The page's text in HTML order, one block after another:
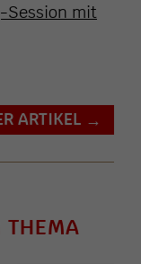
Session mit
ARTIKEL →
THEMA